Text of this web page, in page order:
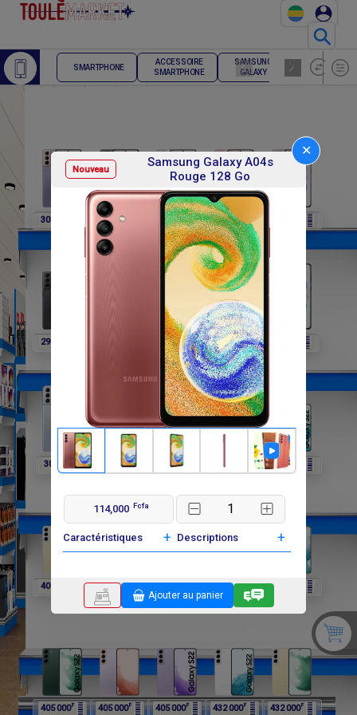
⚲
Nouveau
Samsung Galaxy A04s
Rouge 128 Go
✕
114,000 Fcfa
Caractéristiques + Descriptions +
Ajouter au panier
SMARTPHONE
ACCESSOIRE
SMARTPHONE
SAMSUNG
GALAXY
TELEPHONE
FIXE
307 800 307 800 307 800F 307 800
291 600 291 600F 302 400F
302 400 F 297 000F 297 000 405 000
405 000 405 000 F F 405 000F 405 000
405 000F 405 000F 405 000F 432 000F 432 000F